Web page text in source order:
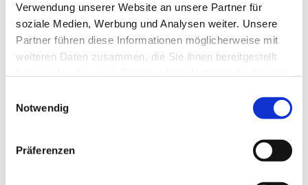
Verwendung unserer Website an unsere Partner für
soziale Medien, Werbung und Analysen weiter. Unsere
Partner führen diese Informationen möglicherweise mit
weiteren Daten zusammen, die Sie ihnen bereitgestellt
Notwendig
Präferenzen
Dies könnte Sie auch